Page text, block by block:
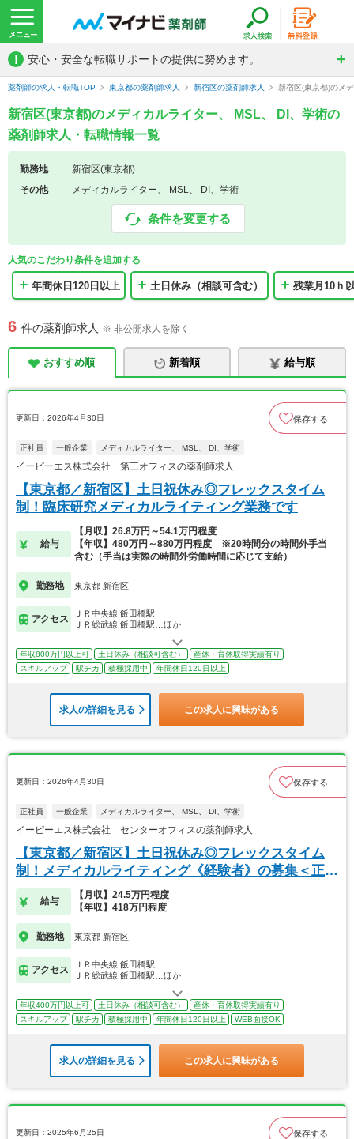
! 安心・安全な転職サポートの提供に努めます。
薬剤師の求人・転職TOP 東京都の薬剤師求人 新宿区の薬剤師求人 新宿区(東京都)のメ
新宿区(東京都)のメディカルライター、 MSL、 DI、学術の
薬剤師求人・転職情報一覧
勤務地
新宿区(東京都)
その他
メディカルライター、 MSL、 DI、学術
条件を変更する
人気のこだわり条件を追加する
年間休日120日以上 土日休み（相談可含む） 残業月10ｈ
6 件の薬剤師求人 ※ 非公開求人を除く
おすすめ順 新着順 給与順
更新日：2026年4月30日 保存する
正社員 一般企業 メディカルライター、 MSL、 DI、学術
イーピーエス株式会社 第三オフィスの薬剤師求人
【東京都／新宿区】土日祝休み◎フレックスタイム
制！臨床研究メディカルライティング業務です
給与
【月収】26.8万円～54.1万円程度
【年収】480万円～880万円程度 ※20時間分の時間外手当
含む（手当は実際の時間外労働時間に応じて支給）
勤務地 東京都 新宿区
アクセス
ＪＲ中央線 飯田橋駅
ＪＲ総武線 飯田橋駅…ほか
年収800万円以上可 土日休み（相談可含む）
産休・育休取得実績有り
スキルアップ
駅チカ 積極採用中 年間休日120日以上
求人の詳細を見る この求人に興味がある
更新日：2026年4月30日 保存する
正社員 一般企業 メディカルライター、 MSL、 DI、学術
イーピーエス株式会社 センターオフィスの薬剤師求人
【東京都／新宿区】土日祝休み◎フレックスタイム
制！メディカルライティング《経験者》の募集＜正社
員＞
給与
【月収】24.5万円程度
【年収】418万円程度
勤務地 東京都 新宿区
アクセス
ＪＲ中央線 飯田橋駅
ＪＲ総武線 飯田橋駅…ほか
年収400万円以上可 土日休み（相談可含む）
産休・育休取得実績有り
スキルアップ
駅チカ 積極採用中 年間休日120日以上 WEB面接OK
求人の詳細を見る この求人に興味がある
更新日：2025年6月25日 保存する